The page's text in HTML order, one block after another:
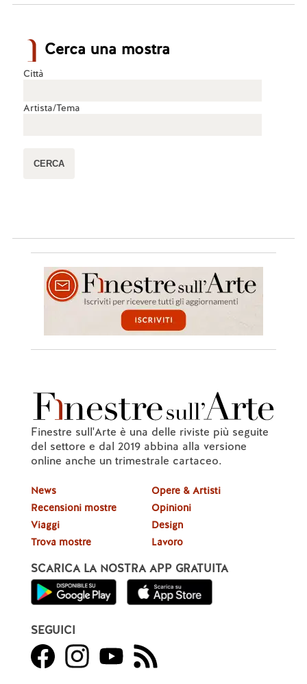
Cerca una mostra
Città
Artista/Tema
Finestre sull'Arte è una delle riviste più seguite
del settore e dal 2019 abbina alla versione
online anche un trimestrale cartaceo.
News
Recensioni mostre
Viaggi
Trova mostre
Opere & Artisti
Opinioni
Design
Lavoro
SCARICA LA NOSTRA APP GRATUITA
SEGUICI